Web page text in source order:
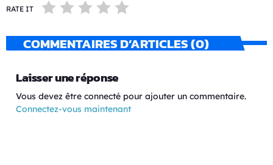
RATE IT
COMMENTAIRES D’ARTICLES (0)
Laisser une réponse
Vous devez être connecté pour ajouter un commentaire.
Connectez-vous maintenant